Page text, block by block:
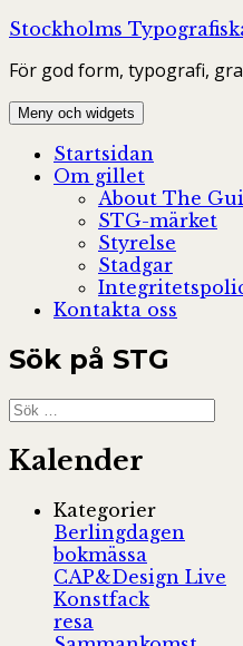
Hoppa
innehåll
Stockholms
För god form, typografi,
Meny och widgets
Startsidan
Om gillet
About The
STG-märket
Styrelse
Stadgar
Kontakta oss
Sök på STG
Sök
efter:
Kalender
Kategorier
Berlingdagen
bokmässa
CAP&Design Live
Konstfack
resa